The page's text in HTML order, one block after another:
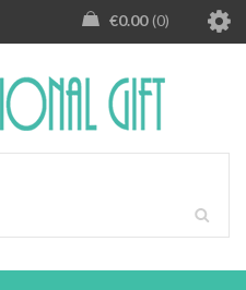
0.00
€ 0